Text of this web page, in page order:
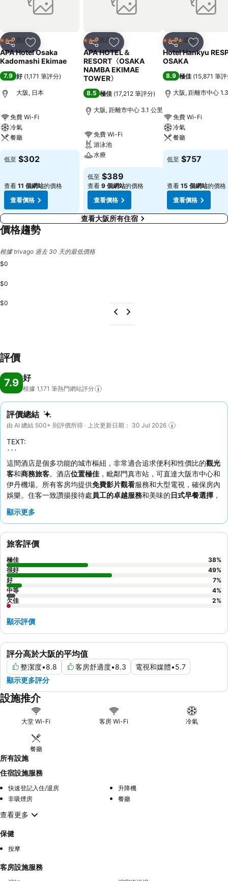
分享 放到收藏夾
3 星級酒店
APA Hotel Osaka
Kadomashi Ekimae
7.9 好 (1,171 筆評分)
大阪, 日本
免費 Wi-Fi
冷氣
餐廳
低至 $302
查看 11 個網站的價格
查看價格
分享 放到收藏夾
3 星級酒店
APA HOTEL＆
RESORT〈OSAKA
NAMBA EKIMAE
TOWER〉
8.5 極佳 (17,212 筆評分)
大阪, 距離市中心 3.1 公里
免費 Wi-Fi
游泳池
水療
低至 $389
查看 9 個網站的價格
查看價格
分享 放到收藏
4 星級 酒店
Hotel Hankyu
OSAKA
8.9 極佳 (15,871 筆
大阪, 距離市中心
免費 Wi-Fi
冷氣
餐廳
低至 $757
查看 15 個網站的價格
查看價格
查看大阪所有住宿
價格趨勢
根據 trivago 過去 30 天的最低價格
$0
$0
$0
評價
7.9 好
根據 1,171 筆熱門網站評分
評價總結
由 AI 總結 500+ 則評價所得 · 上次更新日期： 30 Jul 2026
TEXT:
```
這間酒店是個多功能的城市樞紐，非常適合追求便利和性價比的觀光
客和商務旅客。酒店位置極佳 ，毗鄰門真市站，可直達大阪市中心和
伊丹機場。所有客房均提供免費影片觀看服務和大型電視，確保房內
娛樂。住客一致讚揚接待處員工的卓越服務和美味的日式早餐選擇 ，
入住不面向主要道路的客房。
顯示更多
評分高於大阪的平均值
整潔度•8.8 客房舒適度•8.3 電視和媒體•5.7
顯示更多評分
旅客評價
極佳 38%
很好
49%
好
7%
中等
4%
欠佳
2%
顯示評價
設施推介
大堂 Wi-Fi 客房 Wi-Fi 冷氣
餐廳
所有設施
住宿設施服務
快速登記入住/退房
升降機
非吸煙房
餐廳
查看更多
保健
按摩
客房設施服務